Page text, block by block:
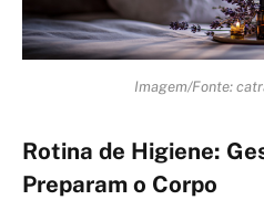
Imagem/Fonte:
Rotina de Higiene:
Preparam o Corpo